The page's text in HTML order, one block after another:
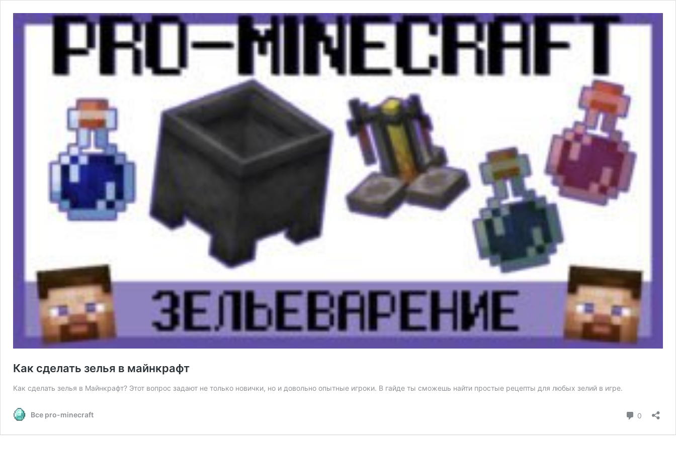
Как сделать зелья в майнкрафт
Как сделать зелья в Майнкрафт? Этот вопрос задают не только новички, но и довольно опытные игроки. В гайде ты сможешь найти простые рецепты для любых зелий в игре.
Все pro-minecraft 0